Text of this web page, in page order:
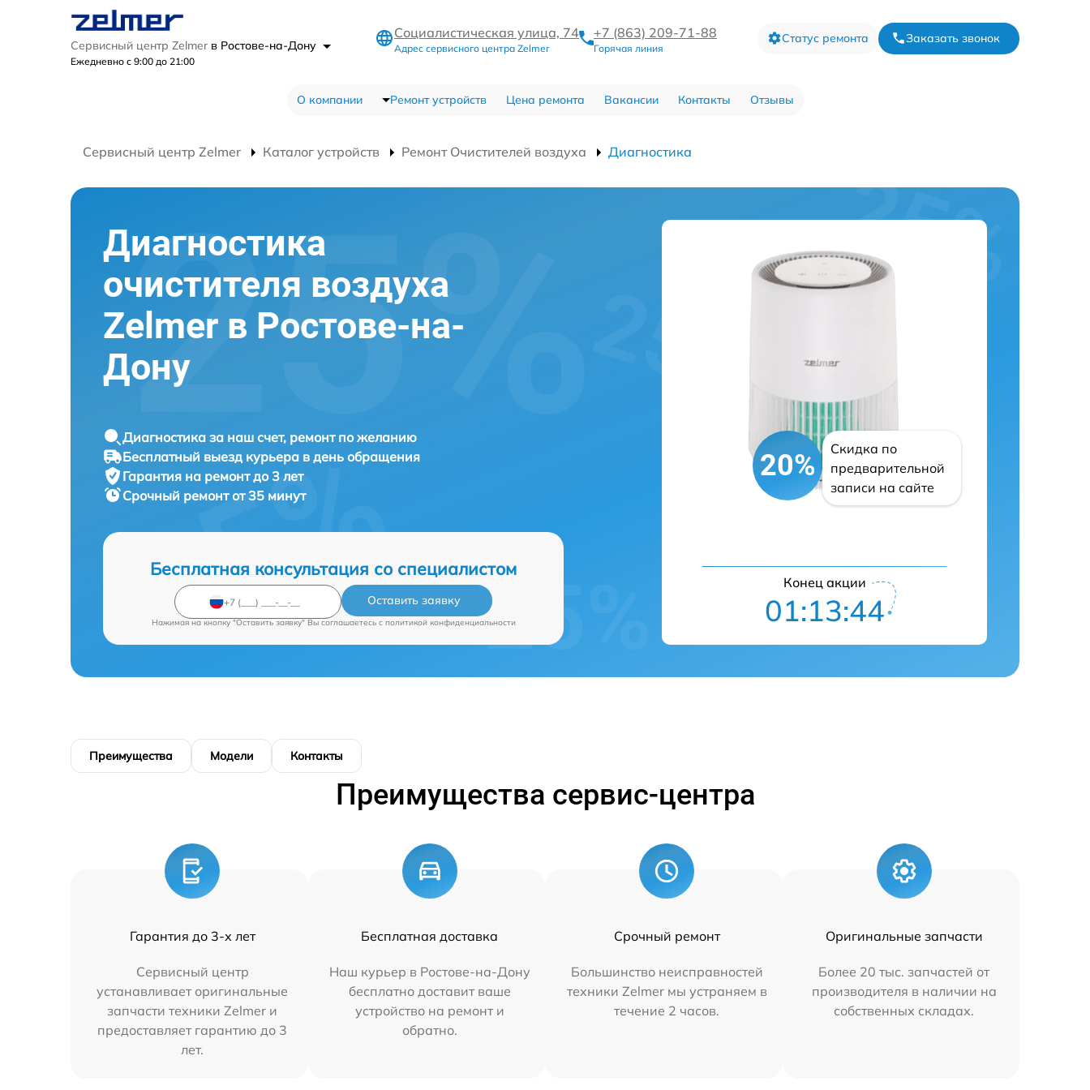
Сервисный центр Zelmer в Ростове-на-Дону
Ежедневно с 9:00 до 21:00
Социалистическая улица, 74
Адрес сервисного центра Zelmer
+7 (863) 209-71-88
Горячая линия
Статус ремонта Заказать звонок
О компании Ремонт устройств Цена ремонта Вакансии Контакты Отзывы
Сервисный центр Zelmer Каталог устройств Ремонт Очистителей воздуха Диагностика
Диагностика
очистителя воздуха
Zelmer в Ростове-на-
Дону
Диагностика за наш счет, ремонт по желанию
Бесплатный выезд курьера в день обращения
Гарантия на ремонт до 3 лет
Срочный ремонт от 35 минут
Бесплатная консультация со специалистом
Оставить заявку
Нажимая на кнопку "Оставить заявку" Вы соглашаетесь c политикой конфиденциальности
20%
Скидка по
предварительной
записи на сайте
Конец акции
01:13:43
Преимущества Модели Контакты
Преимущества сервис-центра
Гарантия до 3-х лет
Сервисный центр
устанавливает оригинальные
запчасти техники Zelmer и
предоставляет гарантию до 3
лет.
Бесплатная доставка
Наш курьер в Ростове-на-Дону
бесплатно доставит ваше
устройство на ремонт и
обратно.
Срочный ремонт
Большинство неисправностей
техники Zelmer мы устраняем в
течение 2 часов.
Оригинальные запчасти
Более 20 тыс. запчастей от
производителя в наличии на
собственных складах.